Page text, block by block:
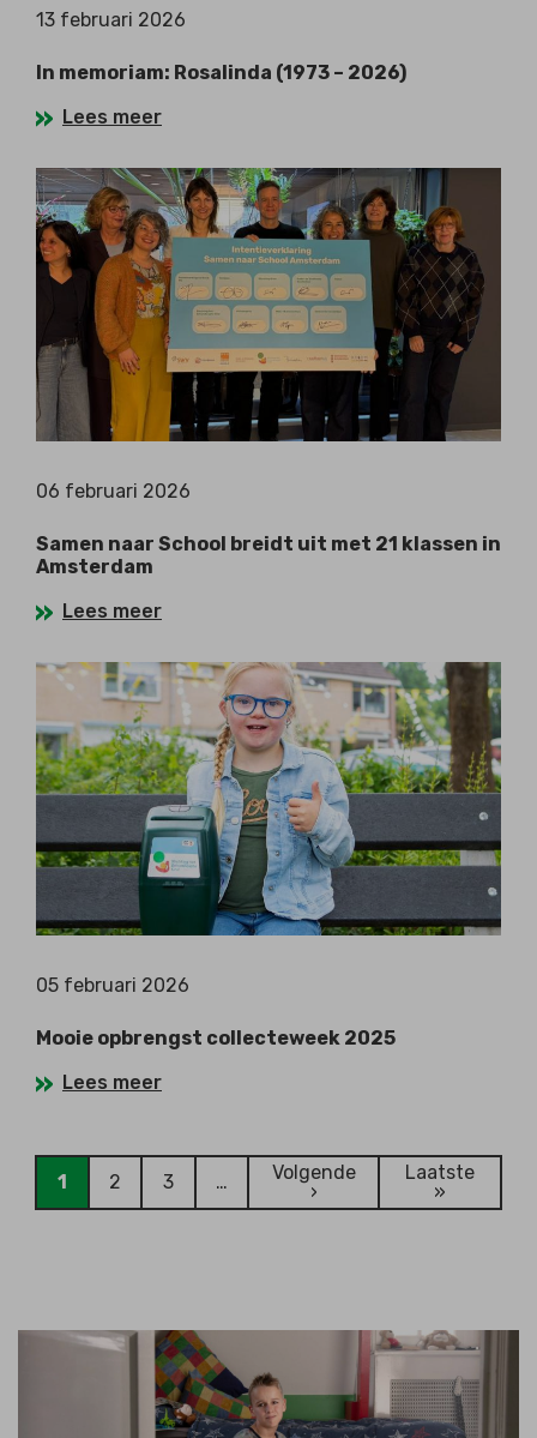
13 februari 2026
In memoriam: Rosalinda (1973 – 2026)
Lees meer
06 februari 2026
Samen naar School breidt uit met 21 klassen in
Amsterdam
Lees meer
05 februari 2026
Mooie opbrengst collecteweek 2025
Lees meer
Paginering
Huidige
pagina
1 Page
2 Page
3 …
Volgende
pagina
Volgende
›
Laatste
pagina
Laatste
»